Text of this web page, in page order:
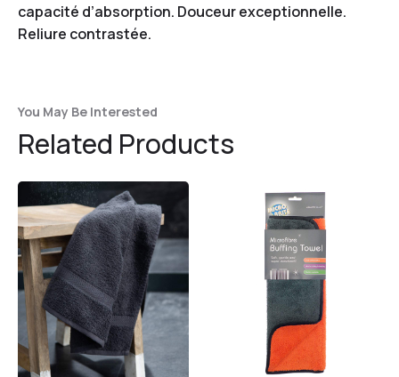
capacité d’absorption. Douceur exceptionnelle.
Reliure contrastée.
You May Be Interested
Related Products